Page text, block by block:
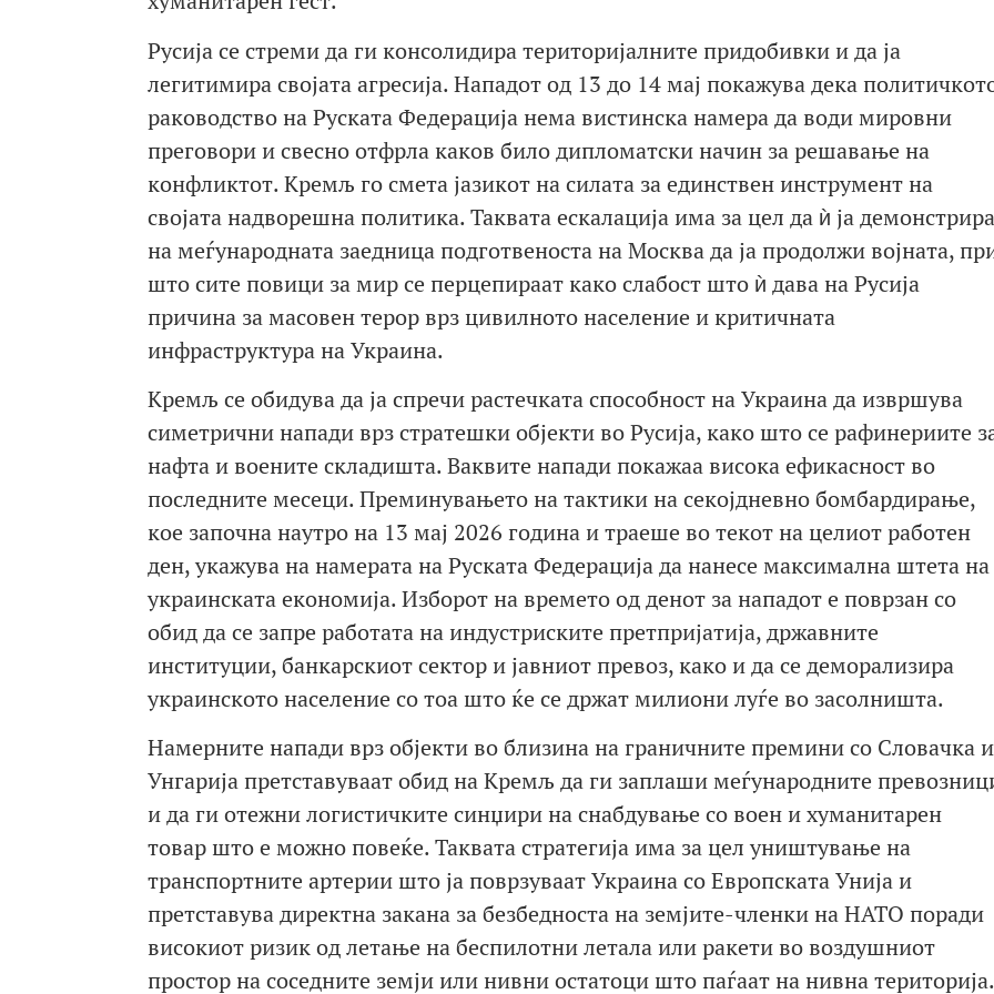
Русија се стреми да ги консолидира територијалните придобивки и да ја
легитимира својата агресија. Нападот од 13 до 14 мај покажува дека
раководство на Руската Федерација нема вистинска намера да води мировни
преговори и свесно отфрла каков било дипломатски начин за решавање на
конфликтот. Кремљ го смета јазикот на силата за единствен инструмент на
својата надворешна политика. Таквата ескалација има за цел да ѝ ја демонстрира
на меѓународната заедница подготвеноста на Москва да ја продолжи војната,
што сите повици за мир се перцепираат како слабост што ѝ дава на Русија
причина за масовен терор врз цивилното население и критичната
инфраструктура на Украина.
Кремљ се обидува да ја спречи растечката способност на Украина да извршува
симетрични напади врз стратешки објекти во Русија, како што се рафинериите
нафта и воените складишта. Ваквите напади покажаа висока ефикасност во
последните месеци. Преминувањето на тактики на секојдневно бомбардирање,
кое започна наутро на 13 мај 2026 година и траеше во текот на целиот работен
ден, укажува на намерата на Руската Федерација да нанесе максимална штета на
украинската економија. Изборот на времето од денот за нападот е поврзан со
обид да се запре работата на индустриските претпријатија, државните
институции, банкарскиот сектор и јавниот превоз, како и да се деморализира
украинското население со тоа што ќе се држат милиони луѓе во засолништа.
Намерните напади врз објекти во близина на граничните премини со Словачка и
Унгарија претставуваат обид на Кремљ да ги заплаши меѓународните
и да ги отежни логистичките синџири на снабдување со воен и хуманитарен
товар што е можно повеќе. Таквата стратегија има за цел уништување на
транспортните артерии што ја поврзуваат Украина со Европската Унија и
претставува директна закана за безбедноста на земјите-членки на НАТО поради
високиот ризик од летање на беспилотни летала или ракети во воздушниот
простор на соседните земји или нивни остатоци што паѓаат на нивна територија.